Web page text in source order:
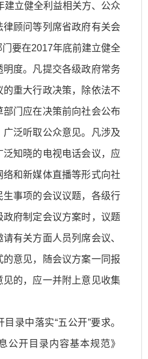
建立健全利益相关方、公众
顾问等列席省政府有关会
要在2017年底前建立健全
度。凡提交各级政府常务
重大行政决策，除依法不
门应在决策前向社会公布
泛听取公众意见。凡涉及
知晓的电视电话会议，应
和新媒体直播等形式向社
事项的会议议题，各级行
府制定会议方案时，议题
有关方面人员列席会议、
意见，随会议方案一同报
的，应一并附上意见收集
目录中落实“五公开”要求。
公开目录内容基本规范》